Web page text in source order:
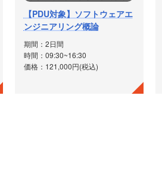
【PDU対象】ソフトウェアエ
ンジニアリング概論
期間：2日間
時間：09:30~16:30
価格：121,000円(税込)